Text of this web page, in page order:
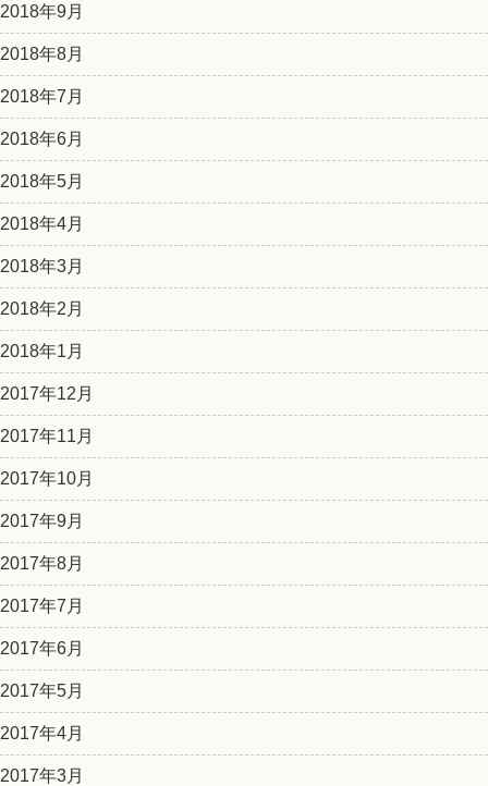
2018年9月
2018年8月
2018年7月
2018年6月
2018年5月
2018年4月
2018年3月
2018年2月
2018年1月
2017年12月
2017年11月
2017年10月
2017年9月
2017年8月
2017年7月
2017年6月
2017年5月
2017年4月
2017年3月